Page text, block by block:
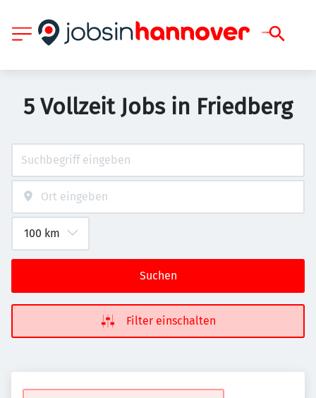
5 Vollzeit Jobs in Friedberg
Suchen
Filter einschalten